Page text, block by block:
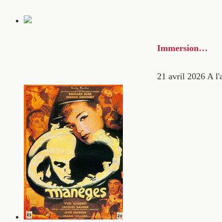
Immersion…
21 avril 2026 A